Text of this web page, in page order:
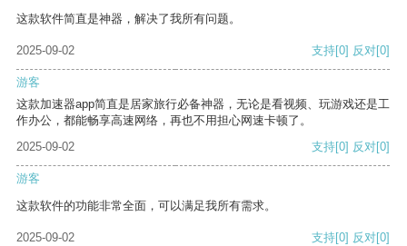
这款软件简直是神器，解决了我所有问题。
2025-09-02 支持[0] 反对[0]
游客
这款加速器app简直是居家旅行必备神器，无论是看视频、玩游戏还是工
作办公，都能畅享高速网络，再也不用担心网速卡顿了。
2025-09-02
支持[0] 反对[0]
游客
这款软件的功能非常全面，可以满足我所有需求。
2025-09-02 支持[0] 反对[0]